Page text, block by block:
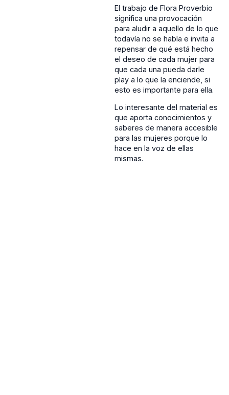
El trabajo de Flora Proverbio
significa una provocación
para aludir a aquello de lo que
todavía no se habla e invita a
repensar de qué está hecho
el deseo de cada mujer para
que cada una pueda darle
play a lo que la enciende, si
esto es importante para ella.
Lo interesante del material es
que aporta conocimientos y
saberes de manera accesible
para las mujeres porque lo
hace en la voz de ellas
mismas.